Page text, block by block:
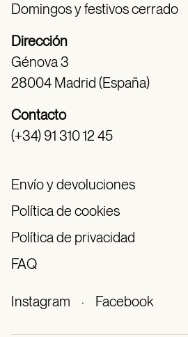
Domingos y festivos cerrado
Dirección
Génova 3
28004 Madrid (España)
Contacto
(+34) 91 310 12 45
Envío y devoluciones
Política de cookies
Política de privacidad
FAQ
Instagram · Facebook